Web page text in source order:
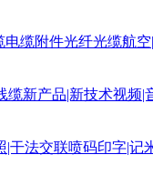
电缆附件光纤光缆航
缆新产品|新技术视频|
|干法交联喷码印字|记